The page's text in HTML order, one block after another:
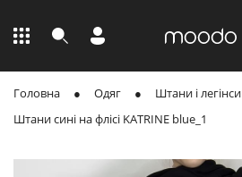
Головна Одяг
Штани і легінси
Штани сині на флісі KATRINE blue_1